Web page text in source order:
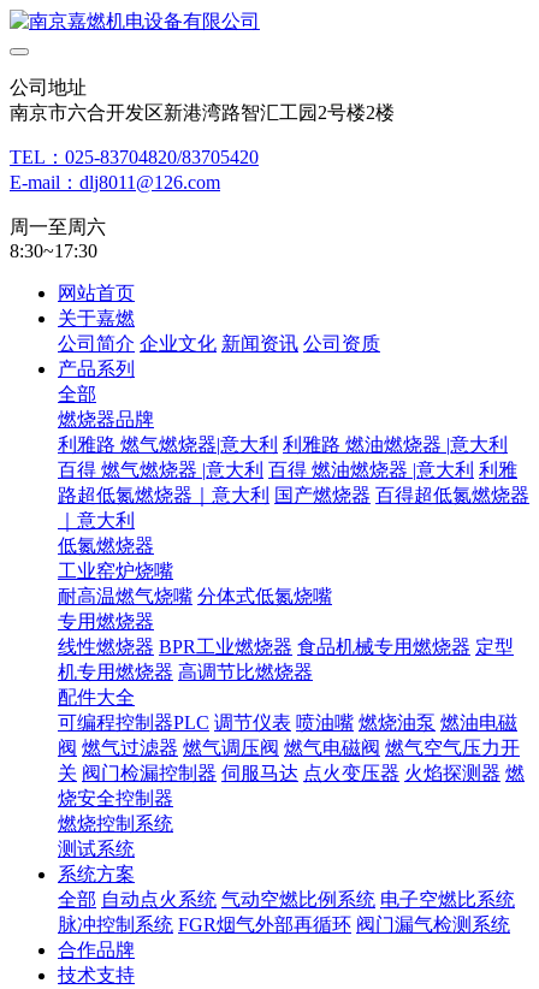
公司地址
南京市六合开发区新港湾路智汇工园2号楼2楼
TEL：025-83704820/83705420
E-mail：dlj8011@126.com
周一至周六
8:30~17:30
网站首页
关于嘉燃
公司简介 企业文化 新闻资讯 公司资质
产品系列
全部
燃烧器品牌
利雅路 燃气燃烧器|意大利 利雅路 燃油燃烧器 |意大利
百得 燃气燃烧器 |意大利 百得 燃油燃烧器 |意大利 利雅
路超低氮燃烧器｜意大利 国产燃烧器 百得超低氮燃烧器
｜意大利
低氮燃烧器
工业窑炉烧嘴
耐高温燃气烧嘴 分体式低氮烧嘴
专用燃烧器
线性燃烧器 BPR工业燃烧器 食品机械专用燃烧器 定型
机专用燃烧器 高调节比燃烧器
配件大全
可编程控制器PLC 调节仪表 喷油嘴 燃烧油泵 燃油电磁
阀 燃气过滤器 燃气调压阀 燃气电磁阀 燃气空气压力开
关 阀门检漏控制器 伺服马达 点火变压器 火焰探测器 燃
烧安全控制器
燃烧控制系统
测试系统
系统方案
全部 自动点火系统 气动空燃比例系统 电子空燃比系统
脉冲控制系统 FGR烟气外部再循环 阀门漏气检测系统
合作品牌
技术支持